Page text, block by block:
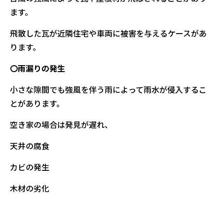
ます。
飛散した瓦が近隣住宅や車両に被害を与えるケースがあ
ります。
〇雨漏りの発生
小さな隙間でも強風を伴う雨によって雨水が侵入するこ
とがあります。
空き家の場合は発見が遅れ、
天井の腐食
カビの発生
木材の劣化